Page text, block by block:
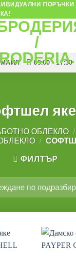
ПОРЪЧКИ
09:00 - 17:30
ОБЛЕКЛО /
/
ФИЛТЪР